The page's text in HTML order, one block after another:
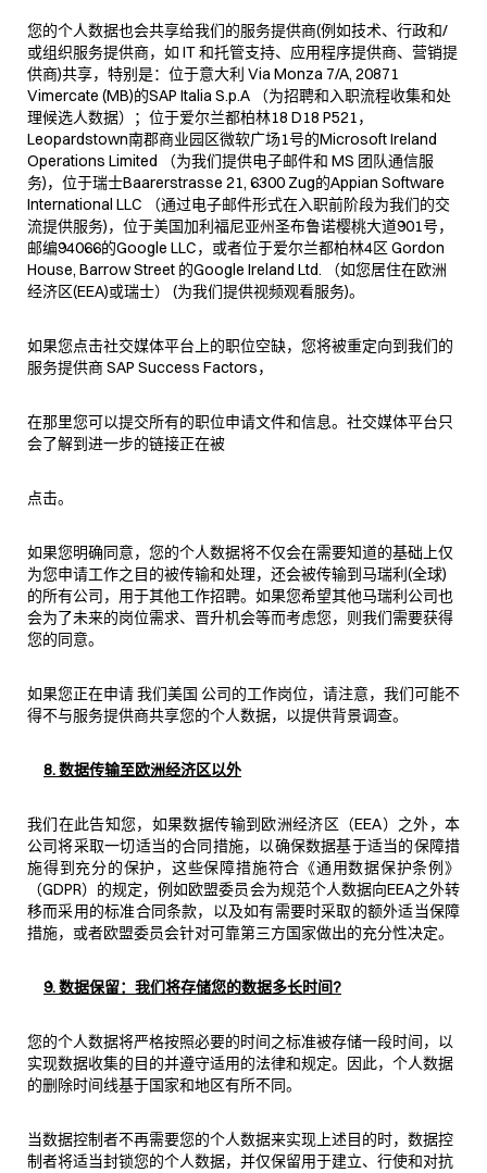
您的个人数据也会共享给我们的服务提供商(例如技术、行政和/
或组织服务提供商，如 IT 和托管支持、应用程序提供商、营销提
供商)共享，特别是：位于意大利 Via Monza 7/A, 20871
Vimercate (MB)的SAP Italia S.p.A （为招聘和入职流程收集和处
理候选人数据）；位于爱尔兰都柏林18 D18 P521，
Leopardstown南郡商业园区微软广场1号的Microsoft Ireland
Operations Limited （为我们提供电子邮件和 MS 团队通信服
务)，位于瑞士Baarerstrasse 21, 6300 Zug的Appian Software
International LLC （通过电子邮件形式在入职前阶段为我们的交
流提供服务)，位于美国加利福尼亚州圣布鲁诺樱桃大道901号，
邮编94066的Google LLC，或者位于爱尔兰都柏林4区 Gordon
House, Barrow Street 的Google Ireland Ltd. （如您居住在欧洲
经济区(EEA)或瑞士） (为我们提供视频观看服务)。
如果您点击社交媒体平台上的职位空缺，您将被重定向到我们的
服务提供商 SAP Success Factors，
在那里您可以提交所有的职位申请文件和信息。社交媒体平台只
会了解到进一步的链接正在被
点击。
如果您明确同意，您的个人数据将不仅会在需要知道的基础上仅
为您申请工作之目的被传输和处理，还会被传输到马瑞利(全球)
的所有公司，用于其他工作招聘。如果您希望其他马瑞利公司也
会为了未来的岗位需求、晋升机会等而考虑您，则我们需要获得
您的同意。
如果您正在申请 我们美国 公司的工作岗位，请注意，我们可能不
得不与服务提供商共享您的个人数据，以提供背景调查。
8. 数据传输至欧洲经济区以外
我们在此告知您，如果数据传输到欧洲经济区（EEA）之外，本
公司将采取一切适当的合同措施，以确保数据基于适当的保障措
施得到充分的保护，这些保障措施符合《通用数据保护条例》
（GDPR）的规定，例如欧盟委员会为规范个人数据向EEA之外转
移而采用的标准合同条款，以及如有需要时采取的额外适当保障
措施，或者欧盟委员会针对可靠第三方国家做出的充分性决定。
9. 数据保留：我们将存储您的数据多长时间?
您的个人数据将严格按照必要的时间之标准被存储一段时间，以
实现数据收集的目的并遵守适用的法律和规定。因此，个人数据
的删除时间线基于国家和地区有所不同。
当数据控制者不再需要您的个人数据来实现上述目的时，数据控
制者将适当封锁您的个人数据，并仅保留用于建立、行使和对抗